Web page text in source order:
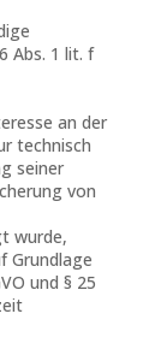
Abs. 1 lit. f
an der
technisch
seiner
von
wurde,
Grundlage
und § 25